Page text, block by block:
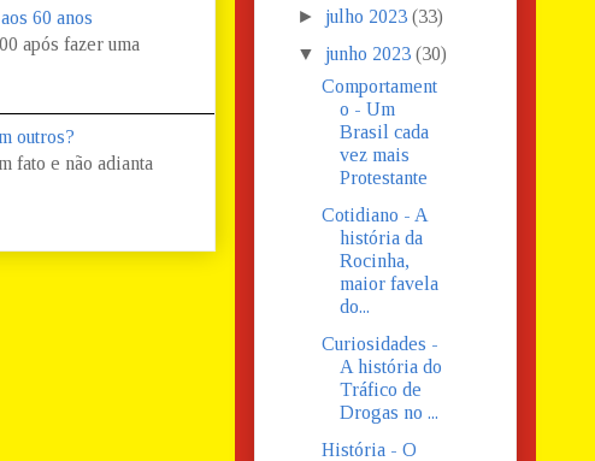
60 anos
após fazer uma
outros?
fato e não adianta
► julho 2023(33)
▼ junho 2023(30)
Comportament
o - Um
Brasil cada
vez mais
Protestante
Cotidiano - A
história da
Rocinha,
maior favela
do...
Curiosidades -
A história do
Tráfico de
Drogas no ...
História - O